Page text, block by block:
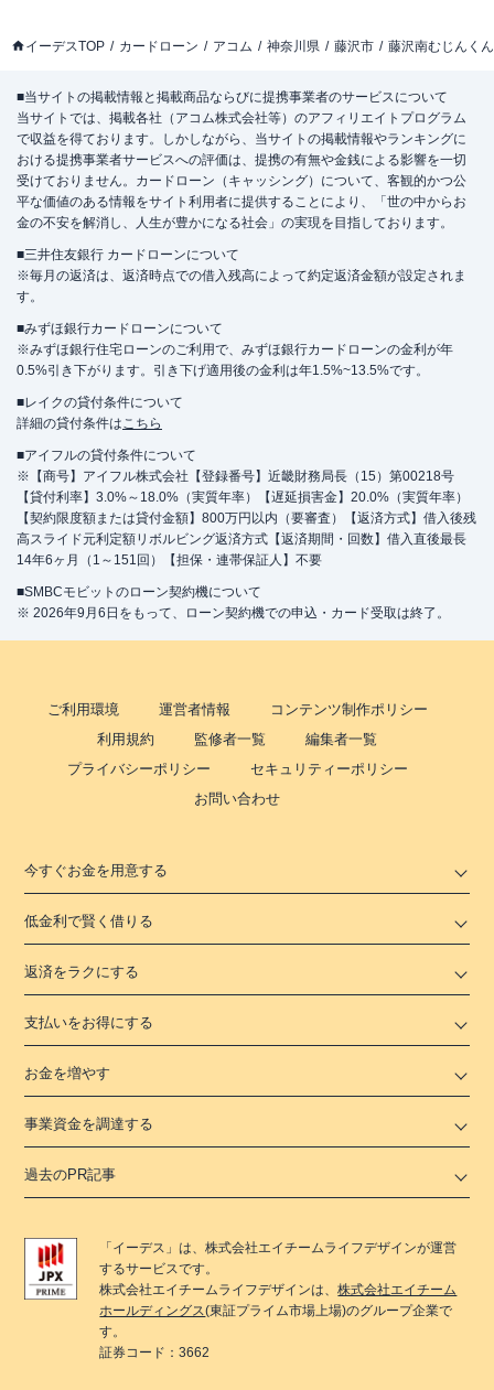
イーデスTOP カードローン アコム 神奈川県 藤沢市 藤沢南むじんく
■当サイトの掲載情報と掲載商品ならびに提携事業者のサービスについて
当サイトでは、掲載各社（アコム株式会社等）のアフィリエイトプログラム
で収益を得ております。しかしながら、当サイトの掲載情報やランキングに
おける提携事業者サービスへの評価は、提携の有無や金銭による影響を一切
受けておりません。カードローン（キャッシング）について、客観的かつ公
平な価値のある情報をサイト利用者に提供することにより、「世の中からお
金の不安を解消し、人生が豊かになる社会」の実現を目指しております。
■三井住友銀行 カードローンについて
※毎月の返済は、返済時点での借入残高によって約定返済金額が設定されま
す。
■みずほ銀行カードローンについて
※みずほ銀行住宅ローンのご利用で、みずほ銀行カードローンの金利が年
0.5%引き下がります。引き下げ適用後の金利は年1.5%~13.5%です。
■レイクの貸付条件について
詳細の貸付条件はこちら
■アイフルの貸付条件について
※【商号】アイフル株式会社【登録番号】近畿財務局長（15）第00218号
【貸付利率】3.0%～18.0%（実質年率）【遅延損害金】20.0%（実質年率）
【契約限度額または貸付金額】800万円以内（要審査）【返済方式】借入後残
高スライド元利定額リボルビング返済方式【返済期間・回数】借入直後最長
14年6ヶ月（1～151回）【担保・連帯保証人】不要
■SMBCモビットのローン契約機について
※ 2026年9月6日をもって、ローン契約機での申込・カード受取は終了。
ご利用環境 運営者情報
コンテンツ制作ポリシー
利用規約
監修者一覧
編集者一覧
プライバシーポリシー
セキュリティーポリシー
お問い合わせ
今すぐお金を用意する
低金利で賢く借りる
返済をラクにする
支払いをお得にする
お金を増やす
事業資金を調達する
過去のPR記事
「 イーデス 」は、株式会社エイチームライフデザインが運営
するサービスです。
株式会社エイチームライフデザインは、株式会社エイチーム
ホールディングス(東証プライム市場上場)のグループ企業で
す。
証券コード：3662